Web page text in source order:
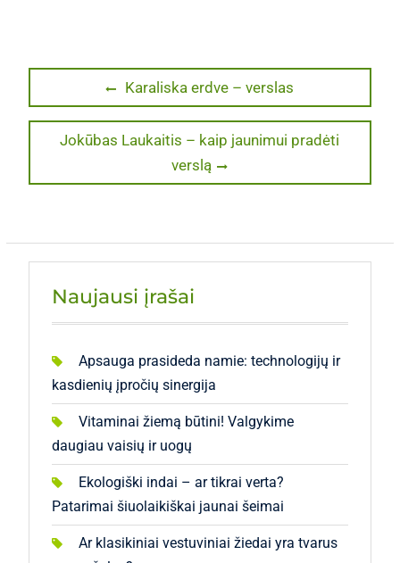
Navigacija
tarp
įrašų
Previous
post:
Karaliska erdve – verslas
Next
Jokūbas Laukaitis – kaip jaunimui pradėti
verslą
Naujausi įrašai
Apsauga prasideda namie: technologijų ir
kasdienių įpročių sinergija
Vitaminai žiemą būtini! Valgykime
daugiau vaisių ir uogų
Ekologiški indai – ar tikrai verta?
Patarimai šiuolaikiškai jaunai šeimai
Ar klasikiniai vestuviniai žiedai yra tvarus